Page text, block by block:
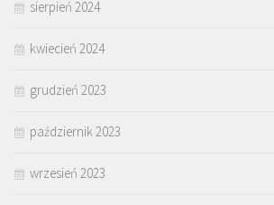
sierpień 2024
kwiecień 2024
grudzień 2023
październik 2023
wrzesień 2023